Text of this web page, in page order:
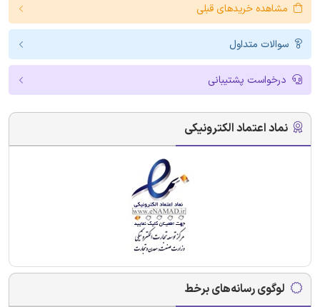
مشاهده خریدهای قبلی
سوالات متداول
درخواست پشتیبانی
نماد اعتماد الکترونیکی
لوگوی رسانه‌های برخط